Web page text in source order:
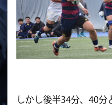
しかし後半34分、40分